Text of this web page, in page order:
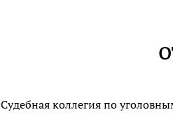
Судебная коллегия по